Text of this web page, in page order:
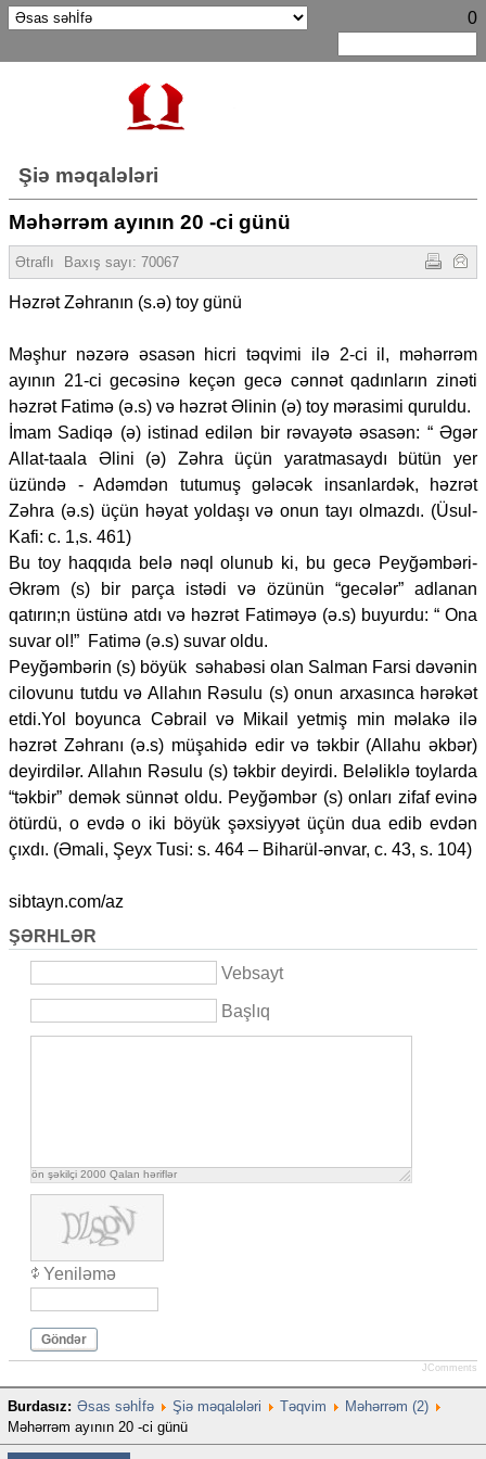
0
Şiə məqalələri
Məhərrəm ayının 20 -ci günü
Ətraflı Baxış sayı: 70067
Həzrət Zəhranın (s.ə) toy günü
Məşhur nəzərə əsasən hicri təqvimi ilə 2-ci il, məhərrəm
ayının 21-ci gecəsinə keçən gecə cənnət qadınların zinəti
həzrət Fatimə (ə.s) və həzrət Əlinin (ə) toy mərasimi quruldu.
İmam Sadiqə (ə) istinad edilən bir rəvayətə əsasən: “ Əgər
Allat-taala Əlini (ə) Zəhra üçün yaratmasaydı bütün yer
üzündə - Adəmdən tutumuş gələcək insanlardək, həzrət
Zəhra (ə.s) üçün həyat yoldaşı və onun tayı olmazdı. (Üsul-
Kafi: c. 1,s. 461)
Bu toy haqqıda belə nəql olunub ki, bu gecə Peyğəmbəri-
Əkrəm (s) bir parça istədi və özünün “gecələr” adlanan
qatırın;n üstünə atdı və həzrət Fatiməyə (ə.s) buyurdu: “ Ona
suvar ol!” Fatimə (ə.s) suvar oldu.
Peyğəmbərin (s) böyük səhabəsi olan Salman Farsi dəvənin
cilovunu tutdu və Allahın Rəsulu (s) onun arxasınca hərəkət
etdi.Yol boyunca Cəbrail və Mikail yetmiş min məlakə ilə
həzrət Zəhranı (ə.s) müşahidə edir və təkbir (Allahu əkbər)
deyirdilər. Allahın Rəsulu (s) təkbir deyirdi. Beləliklə toylarda
“təkbir” demək sünnət oldu. Peyğəmbər (s) onları zifaf evinə
ötürdü, o evdə o iki böyük şəxsiyyət üçün dua edib evdən
çıxdı. (Əmali, Şeyx Tusi: s. 464 – Biharül-ənvar, c. 43, s. 104)
sibtayn.com/az
ŞƏRHLƏR
Vebsayt
Başlıq
ön şəkilçi 2000 Qalan həriflər
Yeniləmə
Göndər
JComments
Burdasız: Əsas səhİfə Şiə məqalələri Təqvim
Məhərrəm (2)
Məhərrəm ayının 20 -ci günü